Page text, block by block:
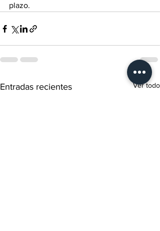
plazo.
Entradas recientes Ver todo